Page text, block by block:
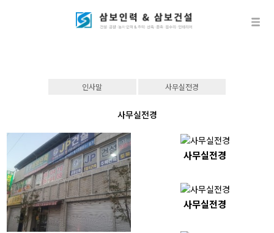
인사말 사무실전경
사무실전경
사무실전경
사무실전경